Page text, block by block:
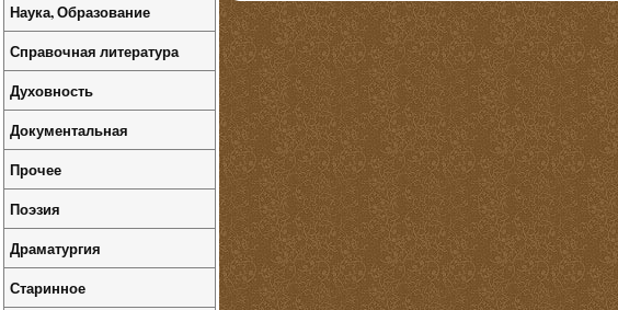
Наука, Образование
Справочная литература
Духовность
Документальная
Прочее
Поэзия
Драматургия
Старинное